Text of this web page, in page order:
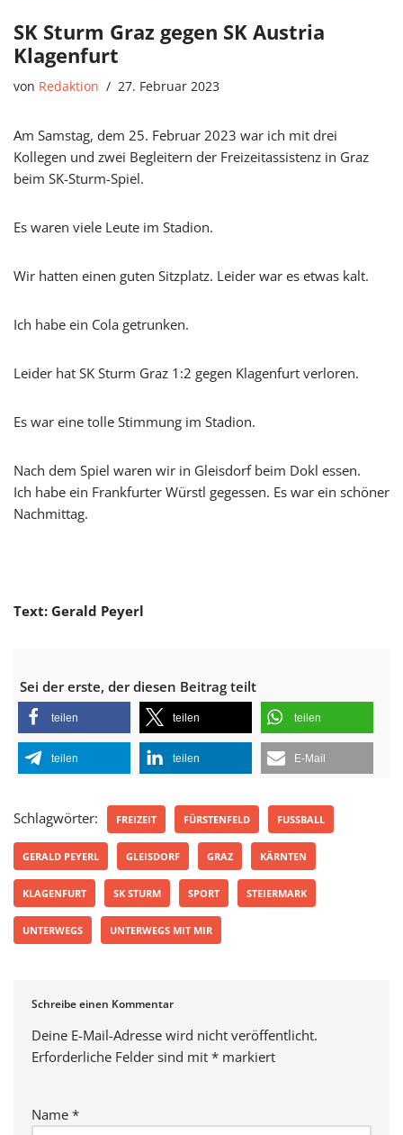
SK Sturm Graz gegen SK Austria
Klagenfurt
von Redaktion 27. Februar 2023
Am Samstag, dem 25. Februar 2023 war ich mit drei
Kollegen und zwei Begleitern der Freizeitassistenz in Graz
beim SK-Sturm-Spiel.
Es waren viele Leute im Stadion.
Wir hatten einen guten Sitzplatz. Leider war es etwas kalt.
Ich habe ein Cola getrunken.
Leider hat SK Sturm Graz 1:2 gegen Klagenfurt verloren.
Es war eine tolle Stimmung im Stadion.
Nach dem Spiel waren wir in Gleisdorf beim Dokl essen.
Ich habe ein Frankfurter Würstl gegessen. Es war ein schöner
Nachmittag.
Text: Gerald Peyerl
Sei der erste, der diesen Beitrag teilt
teilen teilen teilen
teilen teilen E-Mail
Schlagwörter: FREIZEIT FÜRSTENFELD FUSSBALL
GERALD PEYERL GLEISDORF GRAZ KÄRNTEN
KLAGENFURT SK STURM SPORT STEIERMARK
UNTERWEGS UNTERWEGS MIT MIR
Schreibe einen Kommentar
Deine E-Mail-Adresse wird nicht veröffentlicht.
Erforderliche Felder sind mit * markiert
Name *